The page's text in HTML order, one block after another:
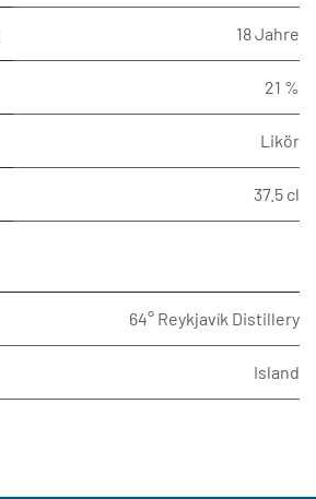
18 Jahre
21 %
Likör
37.5 cl
64° Reykjavík Distillery
Island